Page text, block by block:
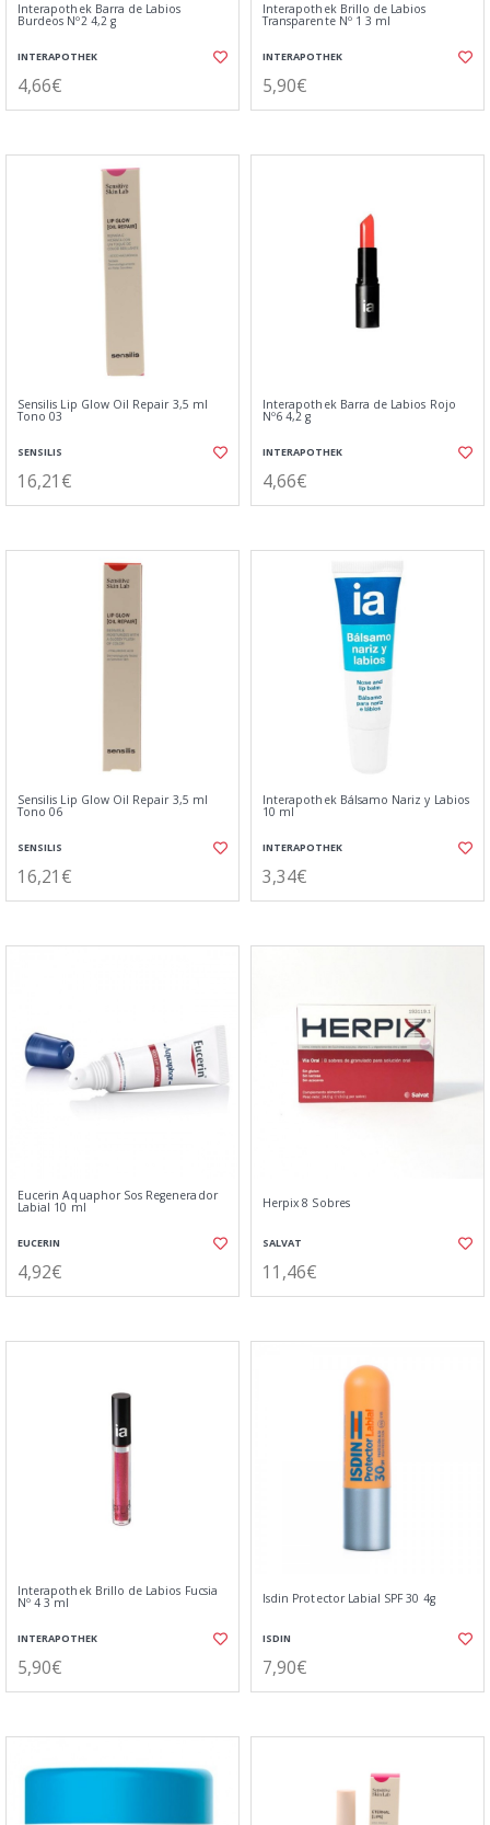
Interapothek Barra de Labios
Burdeos Nº2 4,2 g
INTERAPOTHEK
4,66€
Interapothek Brillo de Labios
Transparente Nº 1 3 ml
INTERAPOTHEK
5,90€
Sensilis Lip Glow Oil Repair 3,5 ml
Tono 03
SENSILIS
16,21€
Interapothek Barra de Labios Rojo
Nº6 4,2 g
INTERAPOTHEK
4,66€
Sensilis Lip Glow Oil Repair 3,5 ml
Tono 06
SENSILIS
16,21€
Interapothek Bálsamo Nariz y Labios
10 ml
INTERAPOTHEK
3,34€
Eucerin Aquaphor Sos Regenerador
Labial 10 ml
EUCERIN
4,92€
Herpix 8 Sobres
SALVAT
11,46€
Interapothek Brillo de Labios Fucsia
Nº 4 3 ml
INTERAPOTHEK
5,90€
Isdin Protector Labial SPF 30 4g
ISDIN
7,90€